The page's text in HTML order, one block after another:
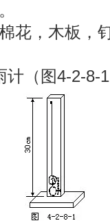
，木板，
（图4-2-8-